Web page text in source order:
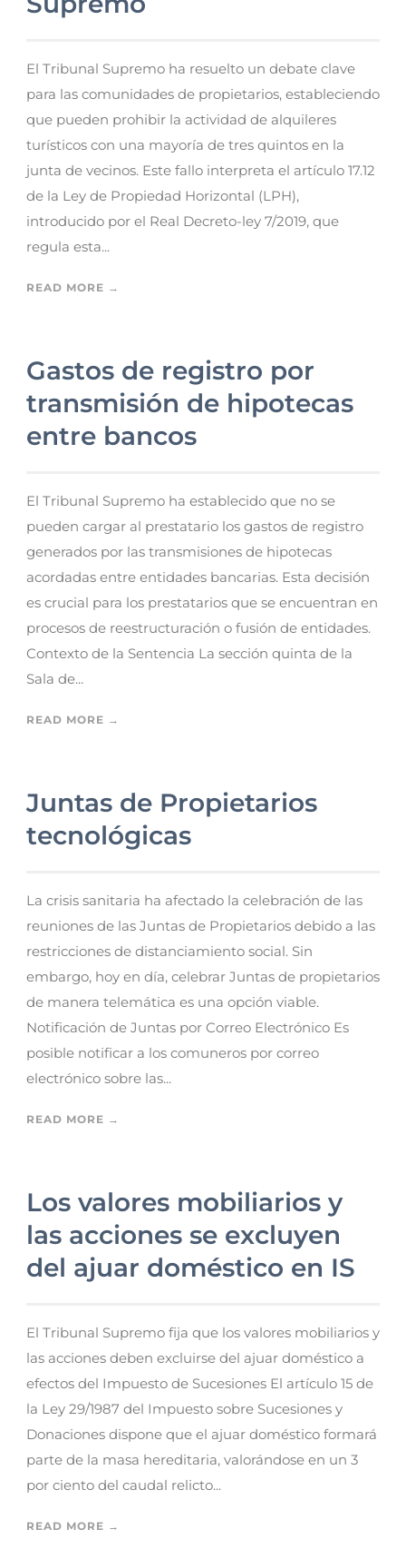
El Tribunal Supremo ha resuelto un debate clave
para las comunidades de propietarios, estableciendo
que pueden prohibir la actividad de alquileres
turísticos con una mayoría de tres quintos en la
junta de vecinos. Este fallo interpreta el artículo 17.12
de la Ley de Propiedad Horizontal (LPH),
introducido por el Real Decreto-ley 7/2019, que
regula esta...
READ MORE →
Gastos de registro por
transmisión de hipotecas
entre bancos
El Tribunal Supremo ha establecido que no se
pueden cargar al prestatario los gastos de registro
generados por las transmisiones de hipotecas
acordadas entre entidades bancarias. Esta decisión
es crucial para los prestatarios que se encuentran en
procesos de reestructuración o fusión de entidades.
Contexto de la Sentencia La sección quinta de la
Sala de...
READ MORE →
Juntas de Propietarios
tecnológicas
La crisis sanitaria ha afectado la celebración de las
reuniones de las Juntas de Propietarios debido a las
restricciones de distanciamiento social. Sin
embargo, hoy en día, celebrar Juntas de propietarios
de manera telemática es una opción viable.
Notificación de Juntas por Correo Electrónico Es
posible notificar a los comuneros por correo
electrónico sobre las...
READ MORE →
Los valores mobiliarios y
las acciones se excluyen
del ajuar doméstico en IS
El Tribunal Supremo fija que los valores mobiliarios y
las acciones deben excluirse del ajuar doméstico a
efectos del Impuesto de Sucesiones El artículo 15 de
la Ley 29/1987 del Impuesto sobre Sucesiones y
Donaciones dispone que el ajuar doméstico formará
parte de la masa hereditaria, valorándose en un 3
por ciento del caudal relicto...
READ MORE →